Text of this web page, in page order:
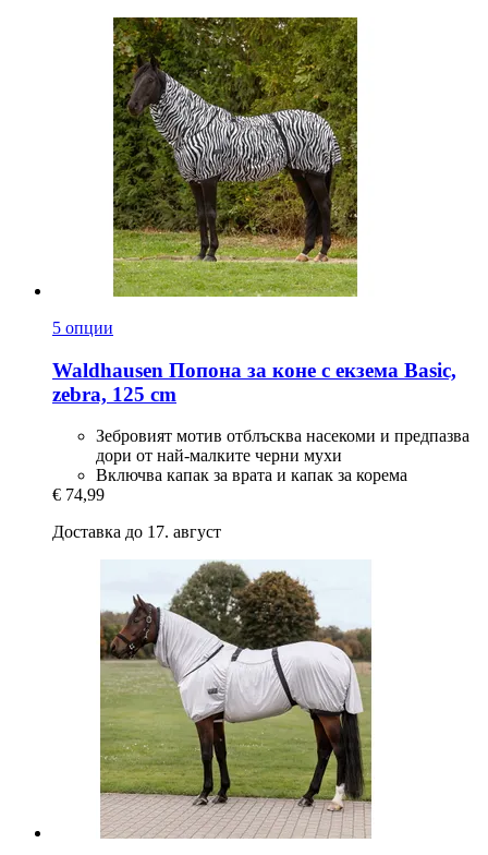
5 опции
Waldhausen Попона за коне с екзема Basic,
zebra, 125 cm
Зебровият мотив отблъсква насекоми и предпазва
дори от най-малките черни мухи
Включва капак за врата и капак за корема
€ 74,99
Доставка до 17. август